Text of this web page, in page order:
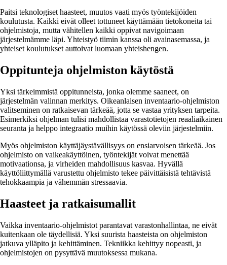
Paitsi teknologiset haasteet, muutos vaati myös työntekijöiden
koulutusta. Kaikki eivät olleet tottuneet käyttämään tietokoneita tai
ohjelmistoja, mutta vähitellen kaikki oppivat navigoimaan
järjestelmämme läpi. Yhteistyö tiimin kanssa oli avainasemassa, ja
yhteiset koulutukset auttoivat luomaan yhteishengen.
Oppitunteja ohjelmiston käytöstä
Yksi tärkeimmistä oppitunneista, jonka olemme saaneet, on
järjestelmän valinnan merkitys. Oikeanlaisen inventaario-ohjelmiston
valitseminen on ratkaisevan tärkeää, jotta se vastaa yrityksen tarpeita.
Esimerkiksi ohjelman tulisi mahdollistaa varastotietojen reaaliaikainen
seuranta ja helppo integraatio muihin käytössä oleviin järjestelmiin.
Myös ohjelmiston käyttäjäystävällisyys on ensiarvoisen tärkeää. Jos
ohjelmisto on vaikeakäyttöinen, työntekijät voivat menettää
motivaationsa, ja virheiden mahdollisuus kasvaa. Hyvällä
käyttöliittymällä varustettu ohjelmisto tekee päivittäisistä tehtävistä
tehokkaampia ja vähemmän stressaavia.
Haasteet ja ratkaisumallit
Vaikka inventaario-ohjelmistot parantavat varastonhallintaa, ne eivät
kuitenkaan ole täydellisiä. Yksi suurista haasteista on ohjelmiston
jatkuva ylläpito ja kehittäminen. Tekniikka kehittyy nopeasti, ja
ohjelmistojen on pysyttävä muutoksessa mukana.